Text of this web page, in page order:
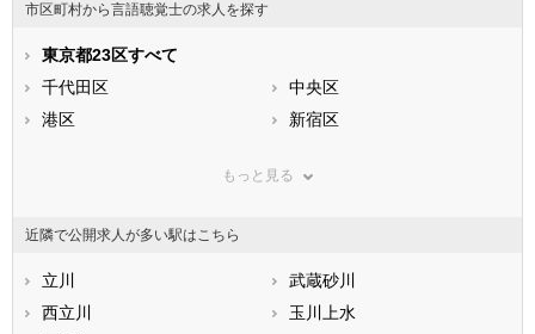
石川県
福井県
静岡県
滋賀県
兵庫県
山口県
福岡県
佐賀県
熊本県
鹿児島県
市区町村から言語聴覚士の求人を探す
東京都23区すべて
千代田区
中央区
港区
新宿区
江東区
大田区
渋谷区
中野区
杉並区
豊島区
もっと見る
近隣で公開求人が多い駅はこちら
立川
武蔵砂川
西立川
玉川上水